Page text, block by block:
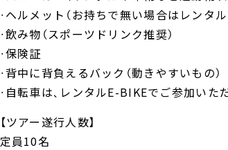
・ヘルメット（お持ちで無い場合はレンタル
・飲み物（スポーツドリンク推奨）
・保険証
・背中に背負えるバック（動きやすいもの）
・自転車は、レンタルE-BIKEでご参加い
【ツアー遂行人数】
定員10名